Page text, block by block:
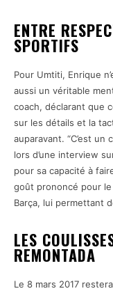
ENTRE
SPORTIFS
Pour Umtiti, Enrique
aussi un véritable
coach, déclarant que
sur les détails et la
auparavant. “C’est
lors d’une interview
pour sa capacité à
goût prononcé pour le
Barça, lui permettant
LES
REMONTADA
Le 8 mars 2017